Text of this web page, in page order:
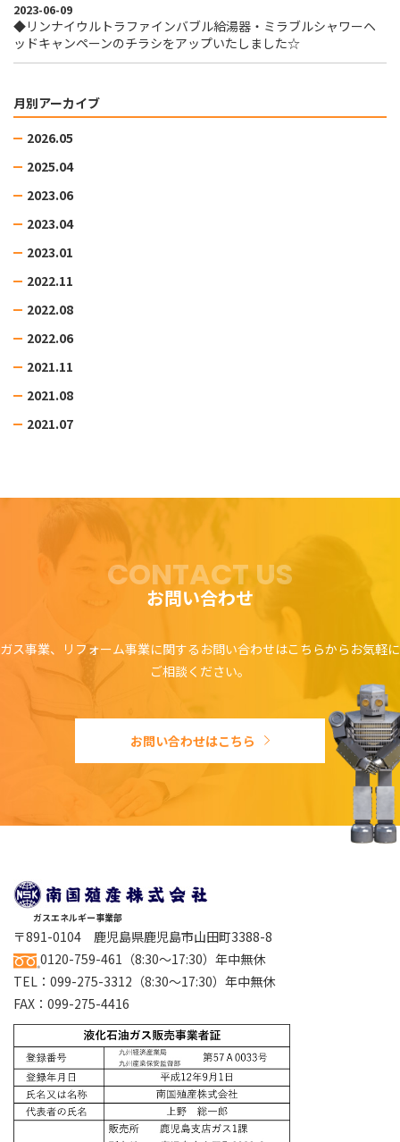
2023-06-09
◆リンナイウルトラファインバブル給湯器・ミラブルシャワーヘ
ッドキャンペーンのチラシをアップいたしました☆
月別アーカイブ
2026.05
2025.04
2023.06
2023.04
2023.01
2022.11
2022.08
2022.06
2021.11
2021.08
2021.07
CONTACT US
お問い合わせ
ガス事業、リフォーム事業に関するお問い合わせはこちらからお気軽に
ご相談ください。
お問い合わせはこちら
ガスエネルギー事業部
〒891-0104 鹿児島県鹿児島市山田町3388-8
0120-759-461 （8:30～17:30）年中無休
TEL： 099-275-3312 （8:30～17:30）年中無休
FAX：099-275-4416